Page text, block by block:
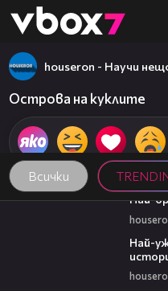
👾
Всички
houseron - Научи
Острова на куклите
07:37
Най-
Най-